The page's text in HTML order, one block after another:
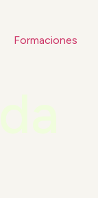
Formaciones